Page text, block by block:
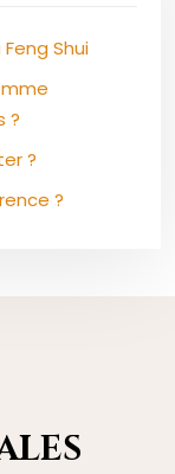
Shui
?
?
?